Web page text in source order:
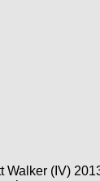
Walker (IV)